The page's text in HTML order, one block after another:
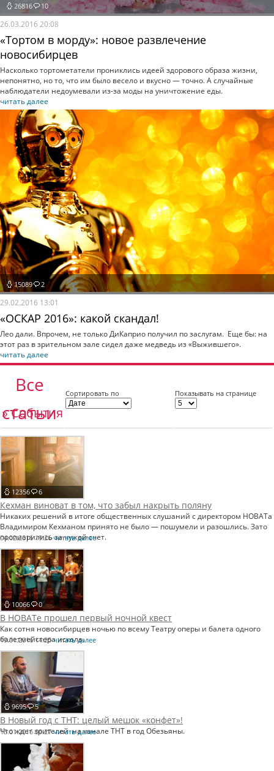
26816 10
26.03.2016 20:08
«Тортом в морду»: новое развлечение
новосибирцев
Насколько тортометатели прониклись идеей здорового образа жизни,
непонятно, но то, что им было весело и вкусно — точно. А случайные
наблюдатели недоумевали из-за моды на уничтожение еды.
читать далее
15089 2
29.02.2016 13:01
«ОСКАР 2016»: какой скандал!
Лео дали. Впрочем, не только ДиКаприо получил по заслугам. Еще бы: на
этот раз в зрительном зале сидел даже медведь из «Выжившего».
читать далее
Все
статьи
» События
Сортировать по Показывать на странице
12356 6
Кехман виноват в том, что забыл накрыть поляну
Никаких решений в итоге общественных слушаний с директором НОВАТа
Владимиром Кехманом принято не было — пошумели и разошлись. Зато
пропиарились за чужой счет.
04.02.2016 19:26читать далее
10066 0
В НОВАТе прошел первый ночной квест
Как сотня новосибирцев ночью по всему Театру оперы и балета одного
балетмейстера искала.
19.01.2016 14:25читать далее
9695 5
В Новый год с ТНТ: целый мешок «конфет»!
Что ждет зрителей на канале ТНТ в год Обезьяны.
13.01.2016 09:27читать далее